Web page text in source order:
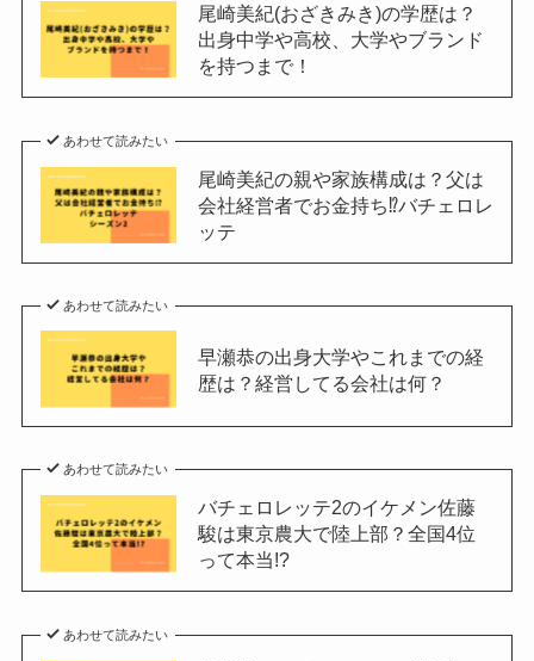
尾崎美紀(おざきみき)の学歴は？
出身中学や高校、大学やブランド
を持つまで！
あわせて読みたい
尾崎美紀の親や家族構成は？父は
会社経営者でお金持ち⁉︎バチェロレ
ッテ
あわせて読みたい
早瀬恭の出身大学やこれまでの経
歴は？経営してる会社は何？
あわせて読みたい
バチェロレッテ2のイケメン佐藤
駿は東京農大で陸上部？全国4位
って本当!?
あわせて読みたい